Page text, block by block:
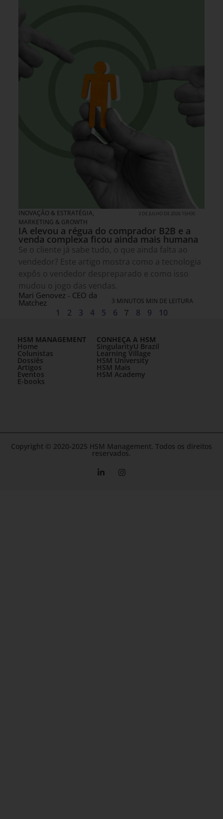
INOVAÇÃO & ESTRATÉGIA,
MARKETING & GROWTH
3 DE JULHO DE 2026 15H00
IA elevou a régua do comprador B2B e a
venda complexa ficou ainda mais humana
Se o cliente já sabe tudo, o que ainda falta ao
vendedor? Este artigo mostra como a tecnologia
expôs o vendedor despreparado e como isso
mudou o jogo das vendas.
Mari Genovez - CEO da
Matchez 3 MINUTOS MIN DE LEITURA
1 2 3 4 5 6 7 8 9 10
HSM MANAGEMENT
Home
Colunistas
Dossiês
Artigos
Eventos
E-books
CONHEÇA A HSM
SingularityU Brazil
Learning Village
HSM University
HSM Mais
HSM Academy
Copyright © 2020-2025 HSM Management. Todos os direitos
reservados.